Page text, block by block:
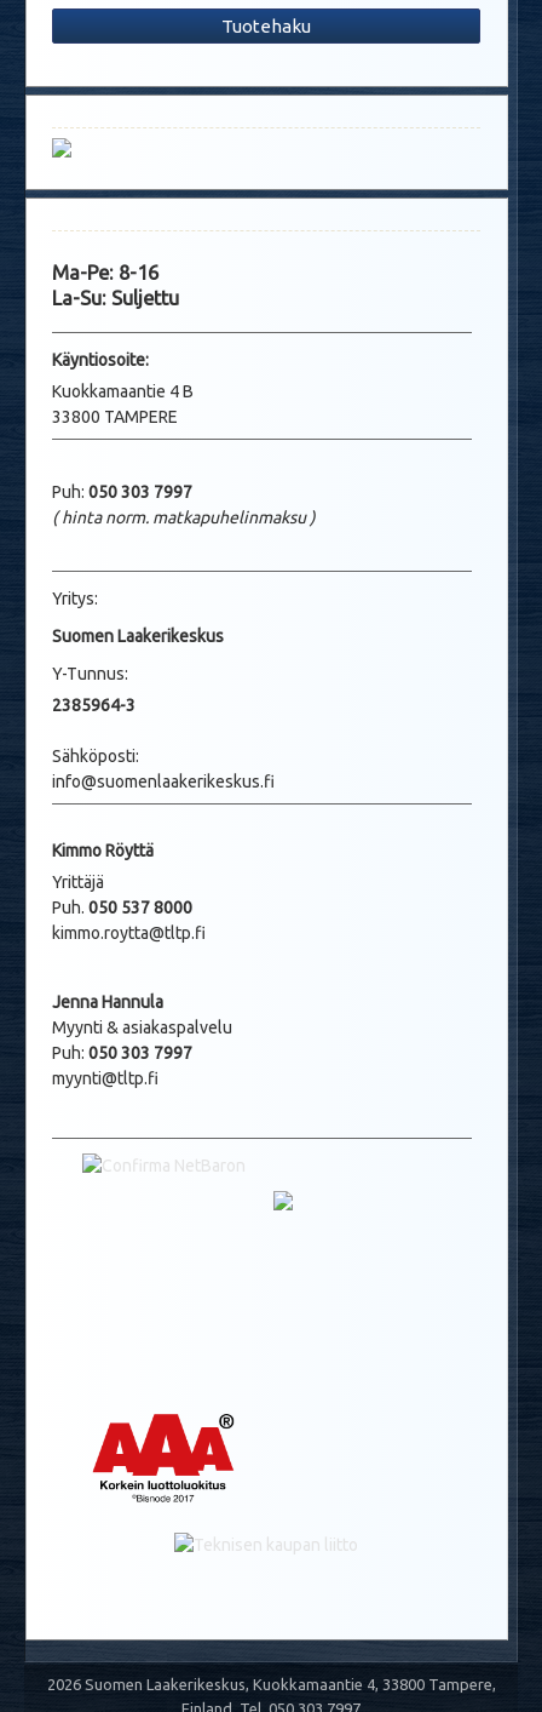
Tuotehaku
Ma-Pe: 8-16
La-Su: Suljettu
Käyntiosoite:
Kuokkamaantie 4 B
33800 TAMPERE
Puh: 050 303 7997
( hinta norm. matkapuhelinmaksu )
Yritys:
Suomen Laakerikeskus
Y-Tunnus:
2385964-3
Sähköposti:
info@suomenlaakerikeskus.fi
Kimmo Röyttä
Yrittäjä
Puh. 050 537 8000
kimmo.roytta@tltp.fi
Jenna Hannula
Myynti & asiakaspalvelu
Puh: 050 303 7997
myynti@tltp.fi
2026 Suomen Laakerikeskus, Kuokkamaantie 4, 33800 Tampere,